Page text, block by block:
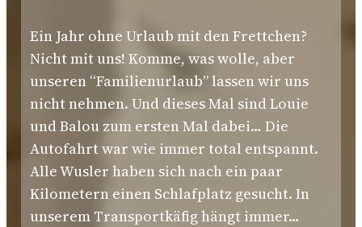
Ein Jahr ohne Urlaub mit den Frettchen?
Nicht mit uns! Komme, was wolle, aber
unseren “Familienurlaub” lassen wir uns
nicht nehmen. Und dieses Mal sind Louie
und Balou zum ersten Mal dabei… Die
Autofahrt war wie immer total entspannt.
Alle Wusler haben sich nach ein paar
Kilometern einen Schlafplatz gesucht. In
unserem Transportkäfig hängt immer…